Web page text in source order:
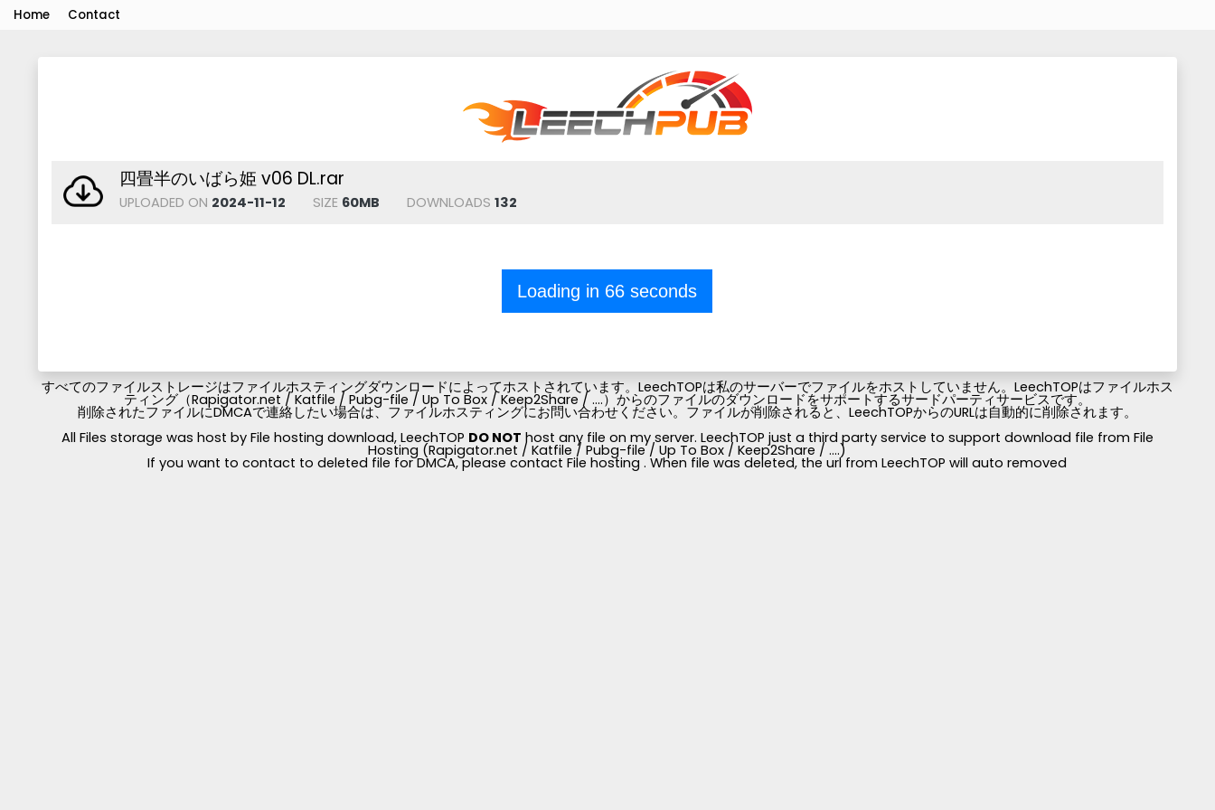
Home Contact
四畳半のいばら姫 v06 DL.rar
UPLOADED ON 2024-11-12 SIZE 60MB DOWNLOADS 132
Loading in 66 seconds
すべてのファイルストレージはファイルホスティングダウンロードによってホストされています。LeechTOPは私のサーバーでファイルをホストしていません。LeechTOPはファイルホス
ティング（Rapigator.net / Katfile / Pubg-file / Up To Box / Keep2Share / ....）からのファイルのダウンロードをサポートするサードパーティサービスです。
削除されたファイルにDMCAで連絡したい場合は、ファイルホスティングにお問い合わせください。ファイルが削除されると、LeechTOPからのURLは自動的に削除されます。
All Files storage was host by File hosting download, LeechTOP DO NOT host any file on my server. LeechTOP just a third party service to support download file from File
Hosting (Rapigator.net / Katfile / Pubg-file / Up To Box / Keep2Share / ....)
If you want to contact to deleted file for DMCA, please contact File hosting . When file was deleted, the url from LeechTOP will auto removed